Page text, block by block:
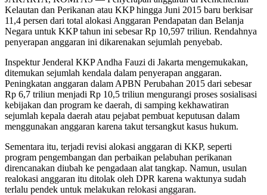
Kelautan dan Perikanan atau KKP hingga Juni 2015 baru berkisar
11,4 persen dari total alokasi Anggaran Pendapatan dan Belanja
Negara untuk KKP tahun ini sebesar Rp 10,597 triliun. Rendahnya
penyerapan anggaran ini dikarenakan sejumlah penyebab.
Inspektur Jenderal KKP Andha Fauzi di Jakarta mengemukakan,
ditemukan sejumlah kendala dalam penyerapan anggaran.
Peningkatan anggaran dalam APBN Perubahan 2015 dari sebesar
Rp 6,7 triliun menjadi Rp 10,5 triliun mengurangi proses sosialisasi
kebijakan dan program ke daerah, di samping kekhawatiran
sejumlah kepala daerah atau pejabat pembuat keputusan dalam
menggunakan anggaran karena takut tersangkut kasus hukum.
Sementara itu, terjadi revisi alokasi anggaran di KKP, seperti
program pengembangan dan perbaikan pelabuhan perikanan
direncanakan diubah ke pengadaan alat tangkap. Namun, usulan
realokasi anggaran itu ditolak oleh DPR karena waktunya sudah
terlalu pendek untuk melakukan relokasi anggaran.